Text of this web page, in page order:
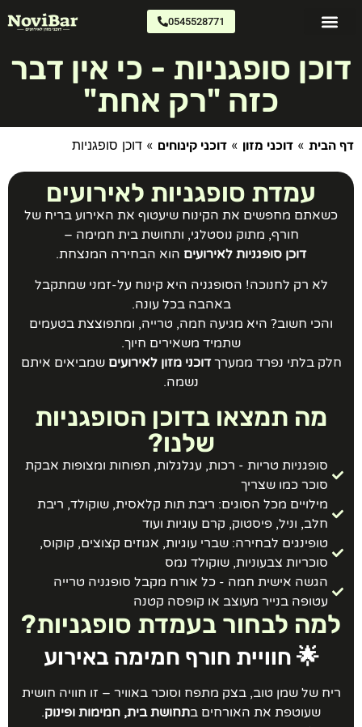
0545528771
סופגניות - כי אין דבר
כזה "רק אחת"
הבית»דוכני מזון »דוכני קינוחים»דוכן סופגניות​
עמדת סופגניות לאירועים
כשאתם מחפשים את הקינוח שיעטוף את האירוע בריח של
חורף, מתוק נוסטלגי, ותחושת בית חמימה –
דוכן סופגניות לאירועיםהוא הבחירה המנצחת.
לא רק לחנוכה! הסופגניה היא קינוח על-זמני שמתקבל
באהבה בכל עונה.
והכי חשוב? היא מגיעה חמה, טרייה, ומתפוצצת בטעמים
שתמיד משאירים חיוך.
חלק בלתי נפרד ממערךדוכני מזון לאירועיםשמביאים איתם
נשמה.
מה תמצאו בדוכן הסופגניות
שלנו?
סופגניות טריות - רכות, עגלגלות, תפוחות ומצופות אבקת
סוכר כמו שצריך
מילויים מכל הסוגים: ריבת תות קלאסית, שוקולד, ריבת
חלב, וניל, פיסטוק, קרם עוגיות ועוד
טופינגים לבחירה: שברי עוגיות, אגוזים קצוצים, קוקוס,
סוכריות צבעוניות, שוקולד נמס
הגשה אישית חמה - כל אורח מקבל סופגניה טרייה
עטופה בנייר מעוצב או קופסה קטנה
למה לבחור בעמדת סופגניות?
🌟 חוויית חורף חמימה באירוע
ריח של שמן טוב, בצק מתפח וסוכר באוויר – זו חוויה חושית
שעוטפת את האורחים בתחושת בית, חמימות ופינוק.